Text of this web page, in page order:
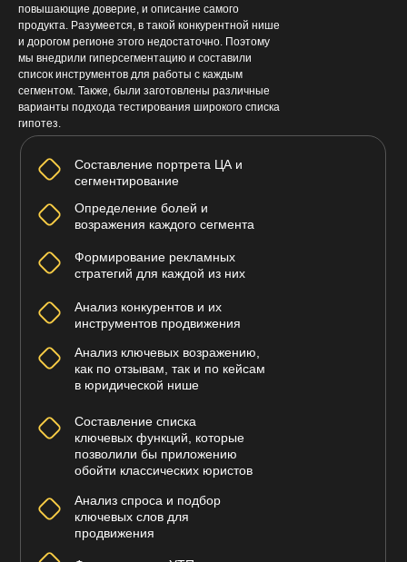
Составление портрета ЦА и
сегментирование
Определение болей и
возражения каждого сегмента
Составление списка
ключевых функций, которые
позволили бы приложению
обойти классических юристов
Анализ спроса и подбор
ключевых слов для
продвижения
Формирование рекламных
стратегий для каждой из них
повышающие доверие, и описание самого
продукта. Разумеется, в такой конкурентной нише
и дорогом регионе этого недостаточно. Поэтому
мы внедрили гиперсегментацию и составили
список инструментов для работы с каждым
сегментом. Также, были заготовлены различные
варианты подхода тестирования широкого списка
гипотез.
Анализ конкурентов и их
инструментов продвижения
Анализ ключевых возражению,
как по отзывам, так и по кейсам
в юридической нише